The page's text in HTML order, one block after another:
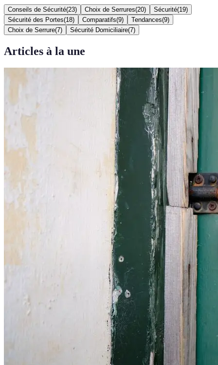
Conseils de Sécurité(23) Choix de Serrures(20) Sécurité(19)
Sécurité des Portes(18) Comparatifs(9) Tendances(9)
Choix de Serrure(7) Sécurité Domiciliaire(7)
Articles à la une